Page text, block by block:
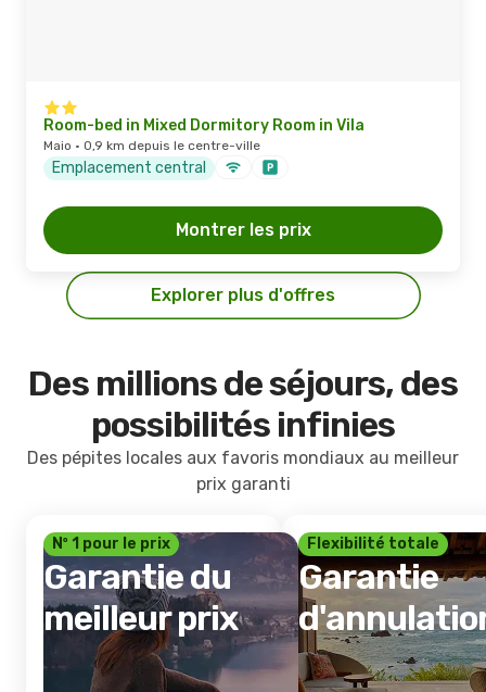
Room-bed in Mixed Dormitory Room in Vila
Maio · 0,9 km depuis le centre-ville
Emplacement central
Montrer les prix
Explorer plus d'offres
Des millions de séjours, des
possibilités infinies
Des pépites locales aux favoris mondiaux au meilleur
prix garanti
Nº 1 pour le prix
Garantie du
meilleur prix
Flexibilité totale
Garantie